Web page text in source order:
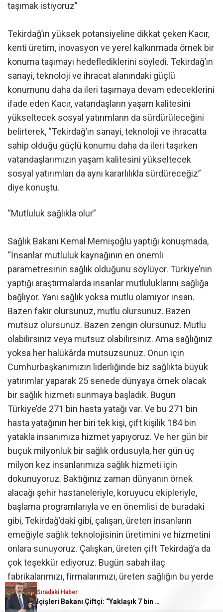
taşımak istiyoruz”
Tekirdağ’ın yüksek potansiyeline dikkat çeken Kacır,
kenti üretim, inovasyon ve yerel kalkınmada örnek bir
konuma taşımayı hedeflediklerini söyledi. Tekirdağ’ın
sanayi, teknoloji ve ihracat alanındaki güçlü
konumunu daha da ileri taşımaya devam edeceklerini
ifade eden Kacır, vatandaşların yaşam kalitesini
yükseltecek sosyal yatırımların da sürdürüleceğini
belirterek, “Tekirdağ’ın sanayi, teknoloji ve ihracatta
sahip olduğu güçlü konumu daha da ileri taşırken
vatandaşlarımızın yaşam kalitesini yükseltecek
sosyal yatırımları da aynı kararlılıkla sürdüreceğiz”
diye konuştu.
“Mutluluk sağlıkla olur”
Sağlık Bakanı Kemal Memişoğlu yaptığı konuşmada,
“İnsanlar mutluluk kaynağının en önemli
parametresinin sağlık olduğunu söylüyor. Türkiye’nin
yaptığı araştırmalarda insanlar mutluluklarını sağlığa
bağlıyor. Yani sağlık yoksa mutlu olamıyor insan.
Bazen fakir olursunuz, mutlu olursunuz. Bazen
mutsuz olursunuz. Bazen zengin olursunuz. Mutlu
olabilirsiniz veya mutsuz olabilirsiniz. Ama sağlığınız
yoksa her halükârda mutsuzsunuz. Onun için
Cumhurbaşkanımızın liderliğinde biz sağlıkta büyük
yatırımlar yaparak 25 senede dünyaya örnek olacak
bir sağlık hizmeti sunmaya başladık. Bugün
Türkiye’de 271 bin hasta yatağı var. Ve bu 271 bin
hasta yatağının her biri tek kişi, çift kişilik 184 bin
yatakla insanımıza hizmet yapıyoruz. Ve her gün bir
buçuk milyonluk bir sağlık ordusuyla, her gün üç
milyon kez insanlarımıza sağlık hizmeti için
dokunuyoruz. Baktığınız zaman dünyanın örnek
alacağı şehir hastaneleriyle, koruyucu ekipleriyle,
başlama programlarıyla ve en önemlisi de buradaki
gibi, Tekirdağ’daki gibi, çalışan, üreten insanların
emeğiyle sağlık teknolojisinin üretimini ve hizmetini
onlara sunuyoruz. Çalışkan, üreten çift Tekirdağ’a da
çok teşekkür ediyoruz. Bugün sabah ilaç
fabrikalarımızı, firmalarımızı, üreten sağlığın bu yerde
ziyaret ettim. Gerçekten gurur duyuyorum.
Cumhurbaşkanımızın iki sene evvel geliştiren ve
Sıradaki Haber
İçişleri Bakanı Çiftçi: “Yaklaşık 7 bin 500 aranan şahsı bu yılın ilk 7 yılında yakalamış durumdayız”